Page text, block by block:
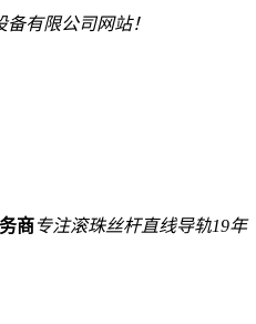
有限公司网站！
商专注滚珠丝杆直线导轨19年